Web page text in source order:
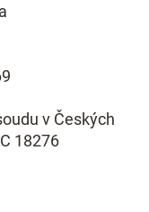
v Českých
18276